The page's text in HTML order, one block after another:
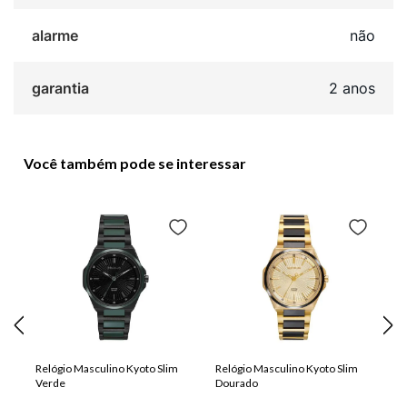
alarme não
garantia 2 anos
Você também pode se interessar
Relógio Masculino Kyoto Slim
Verde
Relógio Masculino Kyoto Slim
Dourado